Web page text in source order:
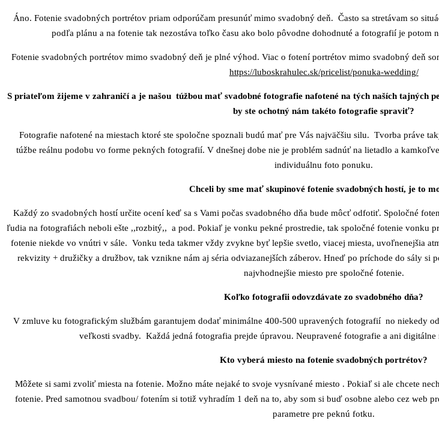
Áno. Fotenie svadobných portrétov priam odporúčam presunúť mimo svadobný deň. Často sa stretávam so
podľa plánu a na fotenie tak nezostáva toľko času ako bolo pôvodne dohodnuté a fotografií je potom
Fotenie svadobných portrétov mimo svadobný deň je plné výhod. Viac o fotení portrétov mimo svadobný deň
https://luboskrahulec.sk/pricelist/ponuka-wedding/
S priateľom žijeme v zahraničí a je našou túžbou mať svadobné fotografie nafotené na tých naších tajných
by ste ochotný nám takéto fotografie spraviť?
Fotografie nafotené na miestach ktoré ste spoločne spoznali budú mať pre Vás najväčšiu silu. Tvorba práve
túžbe reálnu podobu vo forme pekných fotografií. V dnešnej dobe nie je problém sadnúť na lietadlo a
individuálnu foto ponuku.
Chceli by sme mať skupinové fotenie svadobných hostí, je to
Každý zo svadobných hostí určite ocení keď sa s Vami počas svadobného dňa bude môcť odfotiť. Spoločné
ľudia na fotografiách neboli ešte ,,rozbitý,, a pod. Pokiaľ je vonku pekné prostredie, tak spoločné fotenie vonku
fotenie niekde vo vnútri v sále. Vonku teda takmer vždy zvykne byť lepšie svetlo, viacej miesta, uvoľnenejšia
rekvizity + družičky a družbov, tak vznikne nám aj séria odviazanejších záberov. Hneď po príchode do sály si
najvhodnejšie miesto pre spoločné fotenie.
Koľko fotografii odovzdávate zo svadobného dňa?
V zmluve ku fotografickým službám garantujem dodať minimálne 400-500 upravených fotografií no niekedy
veľkosti svadby. Každá jedná fotografia prejde úpravou. Neupravené fotografie a ani
Kto vyberá miesto na fotenie svadobných portrétov?
Môžete si sami zvoliť miesta na fotenie. Možno máte nejaké to svoje vysnívané miesto . Pokiaľ si ale chcete
fotenie. Pred samotnou svadbou/ fotením si totiž vyhradím 1 deň na to, aby som si buď osobne alebo cez web
parametre pre peknú fotku.